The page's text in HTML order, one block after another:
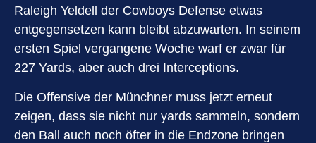
Raleigh Yeldell der Cowboys Defense etwas
entgegensetzen kann bleibt abzuwarten. In seinem
ersten Spiel vergangene Woche warf er zwar für
227 Yards, aber auch drei Interceptions.
Die Offensive der Münchner muss jetzt erneut
zeigen, dass sie nicht nur yards sammeln, sondern
den Ball auch noch öfter in die Endzone bringen